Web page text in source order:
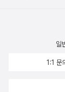
일
1:1 문